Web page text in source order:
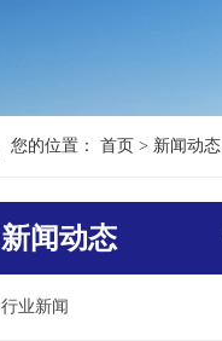
您的位置： 首页 > 新闻动态
新闻动态
行业新闻